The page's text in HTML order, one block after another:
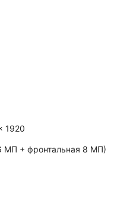
1920
МП + фронтальная 8 МП)